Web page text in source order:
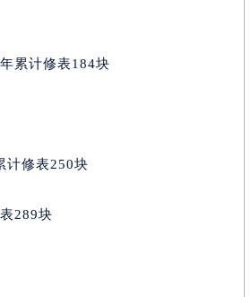
预约）
累计修表184块
计修表250块
289块